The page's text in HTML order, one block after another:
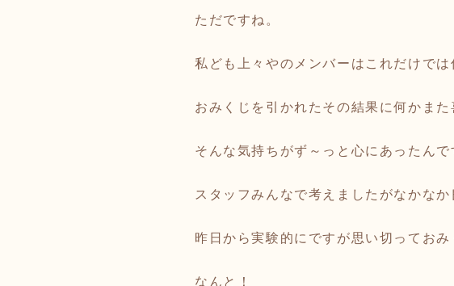
ただですね。
私ども上々やのメンバーはこれだけでは
おみくじを引かれたその結果に何かまた
そんな気持ちがず～っと心にあったんで
スタッフみんなで考えましたがなかな
昨日から実験的にですが思い切ってお
なんと！